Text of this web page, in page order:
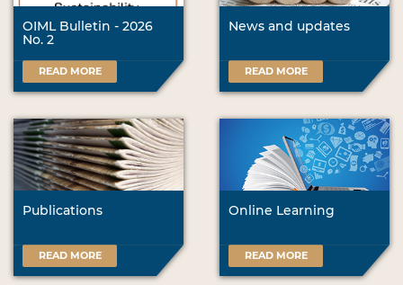
OIML Bulletin - 2026
No. 2
READ MORE
News and updates
READ MORE
Publications
READ MORE
Online Learning
READ MORE